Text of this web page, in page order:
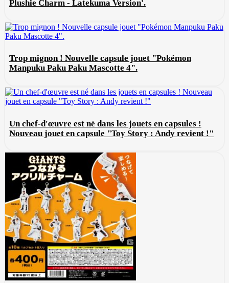
Plushie Charm - Latekuma Version'.
Trop mignon ! Nouvelle capsule jouet "Pokémon
Manpuku Paku Paku Mascotte 4".
Un chef-d'œuvre est né dans les jouets en capsules !
Nouveau jouet en capsule "Toy Story : Andy revient !"